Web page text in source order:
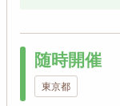
随時開催
東京都